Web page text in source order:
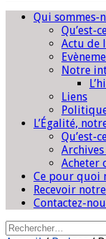
Qui sommes-
Qu’est-
Actu de
Notre
Liens
L’Égalité,
Qu’est-
Archives
Acheter
Ce pour quoi
Recevoir
Contactez-
Rechercher :